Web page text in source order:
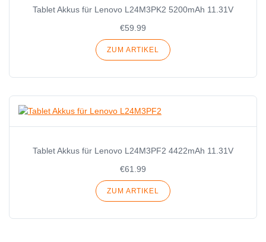
Tablet Akkus für Lenovo L24M3PK2 5200mAh 11.31V
€59.99
ZUM ARTIKEL
Tablet Akkus für Lenovo L24M3PF2 4422mAh 11.31V
€61.99
ZUM ARTIKEL